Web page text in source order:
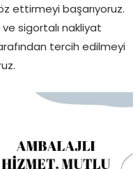
ettirmeyi başarıyoruz.
sigortalı nakliyat
tercih edilmeyi